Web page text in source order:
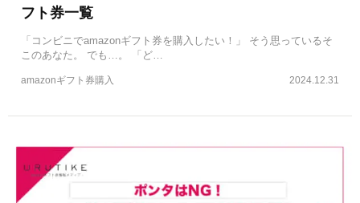
フト券一覧
「コンビニでamazonギフト券を購入したい！」 そう思っているそ
このあなた。 でも…。 「ど…
2024.12.31
amazonギフト券購入